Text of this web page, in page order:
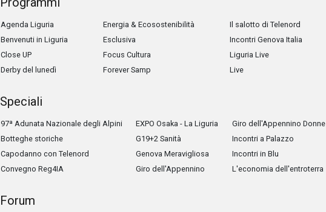
Agenda Liguria
Benvenuti in Liguria
Close UP
Derby del lunedì
Energia & Ecosostenibilità
Esclusiva
Focus Cultura
Forever Samp
Il salotto di Telenord
Incontri Genova Italia
Liguria Live
Live
Speciali
97ª Adunata Nazionale degli Alpini
Botteghe storiche
Capodanno con Telenord
Convegno Reg4IA
EXPO Osaka - La Liguria
G19+2 Sanità
Genova Meravigliosa
Giro dell'Appennino
Giro dell'Appennino Donne
Incontri a Palazzo
Incontri in Blu
L'economia dell'entroterra
Forum